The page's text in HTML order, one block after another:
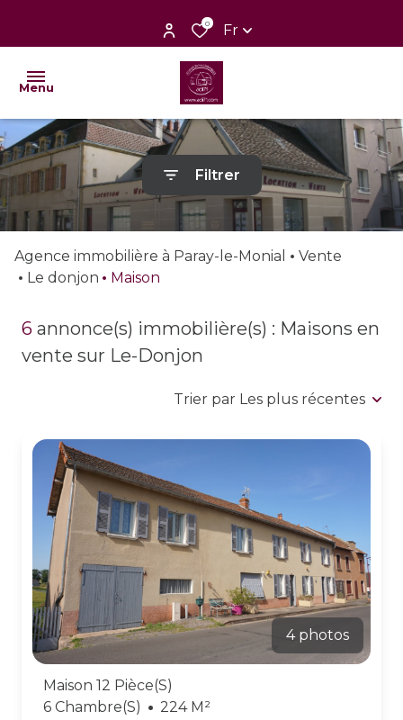
0 Fr
Menu
nos
ventes
nos
locations
nos
vendus
bien
mail
contact
Filtrer
Agence immobilière à Paray-le-Monial
Vente
Le donjon
Maison
6 annonce(s) immobilière(s) : Maisons en
vente sur Le-Donjon
Trier par Les plus récentes
4 photos
Maison 12 Pièce(s)
6 Chambre(s)
224 M²